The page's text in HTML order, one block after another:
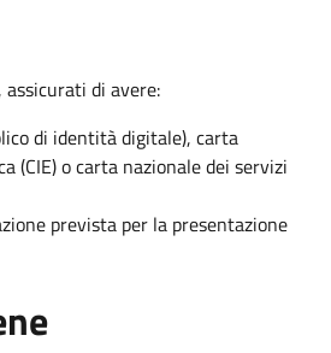
assicurati di avere:
di identità digitale), carta
(CIE) o carta nazionale dei servizi
prevista per la presentazione